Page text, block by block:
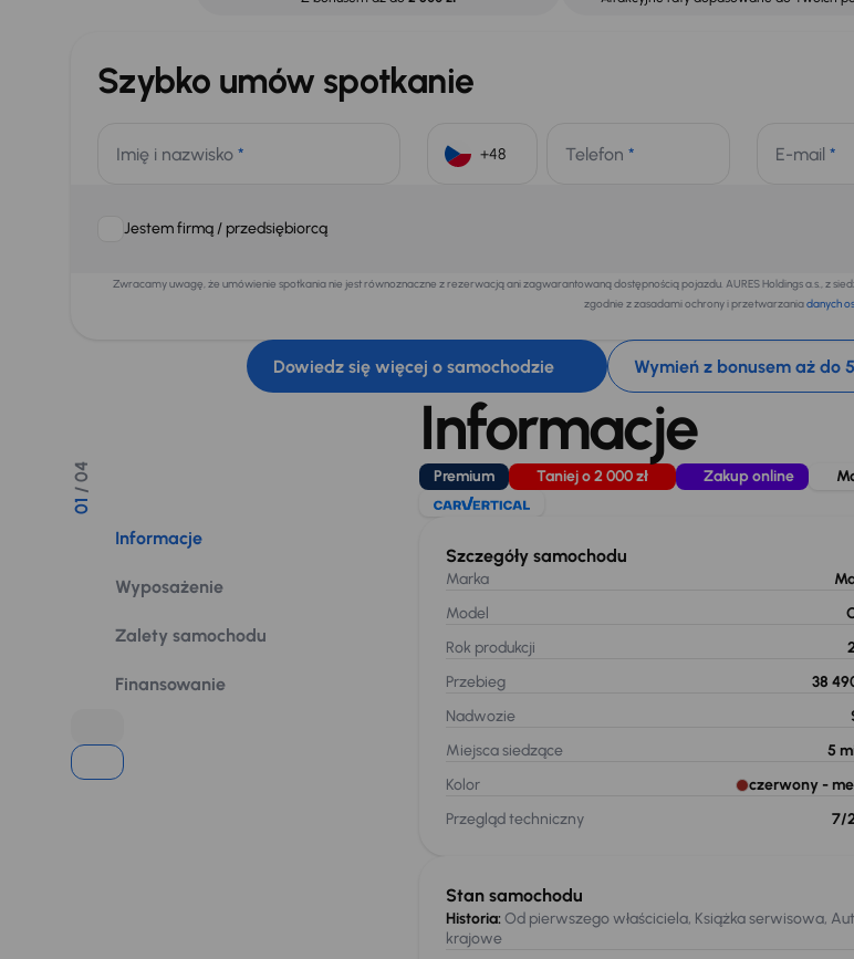
Szybko umów spotkanie
Imię i nazwisko * Telefon * E-mail *
Jestem firmą / przedsiębiorcą
Zwracamy uwagę, że umówienie spotkania nie jest równoznaczne z rezerwacją ani zagwarantowaną dostępnością pojazdu. AURES Holdings a.s., z
zgodnie z zasadami ochrony i przetwarzaniadanych
Dowiedz się więcej o samochodzie Wymień z bonusem aż do
01
/ 04
Informacje
Wyposażenie
Zalety samochodu
Finansowanie
Informacje
Premium Taniej o 2 000 zł Zakup online
Szczegóły samochodu
Marka
Model
Rok produkcji
Przebieg
38
Nadwozie
Miejsca siedzące
5
Kolor
czerwony -
Przegląd techniczny
7/
Stan samochodu
Historia:Od pierwszego właściciela, Książka serwisowa,
krajowe